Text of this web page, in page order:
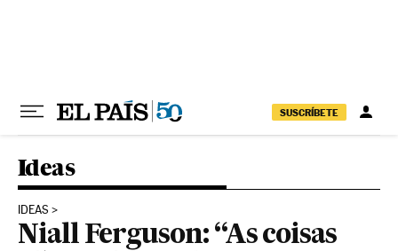
SUSCRÍBETE
Ideas
IDEAS
Niall Ferguson: “As coisas